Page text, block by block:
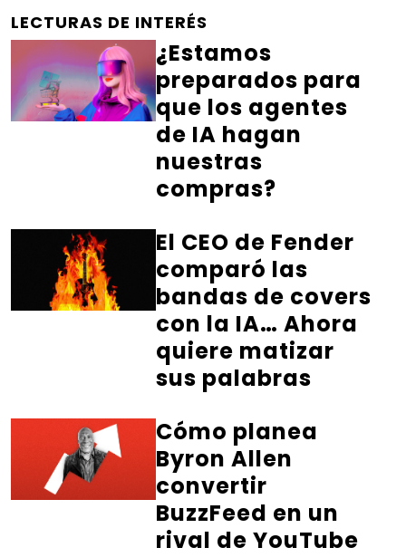
LECTURAS DE INTERÉS
¿Estamos
preparados para
que los agentes
de IA hagan
nuestras
compras?
El CEO de Fender
comparó las
bandas de covers
con la IA… Ahora
quiere matizar
sus palabras
Cómo planea
Byron Allen
convertir
BuzzFeed en un
rival de YouTube